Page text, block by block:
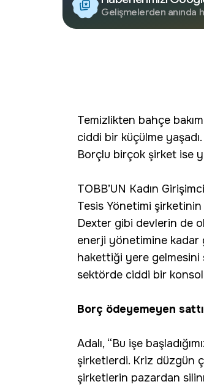
Gelişmelerden anında
Temizlikten bahçe
ciddi bir küçülme
Borçlu birçok şirket ise
TOBB’UN Kadın
Tesis Yönetimi şirketinin
Dexter gibi devlerin de
enerji yönetimine kadar
hakettiği yere gelmesini
sektörde ciddi bir
Borç ödeyemeyen sattı
Adalı, “Bu işe
şirketlerdi. Kriz düzgün
şirketlerin pazardan